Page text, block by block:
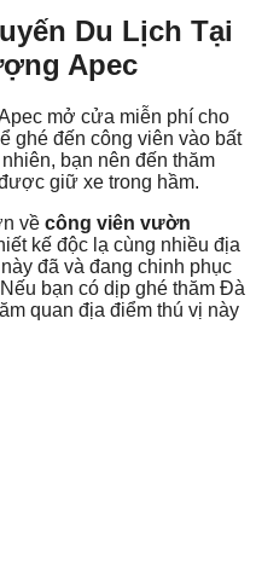
Du Lịch Tại
Apec
mở cửa miễn phí cho
ghé đến công viên vào bất
bạn nên đến thăm
giữ xe trong hầm.
về công viên vườn
kế độc lạ cùng nhiều địa
đã và đang chinh phục
bạn có dịp ghé thăm Đà
quan địa điểm thú vị này